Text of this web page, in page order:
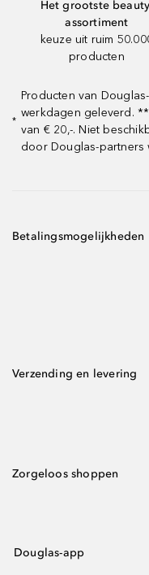
Het grootste
assortiment
keuze uit ruim
producten
*
Producten van
werkdagen geleverd.
van € 20,-. Niet
door Douglas-partners
Betalingsmogelijkheden
Verzending en levering
Zorgeloos shoppen
Douglas-app